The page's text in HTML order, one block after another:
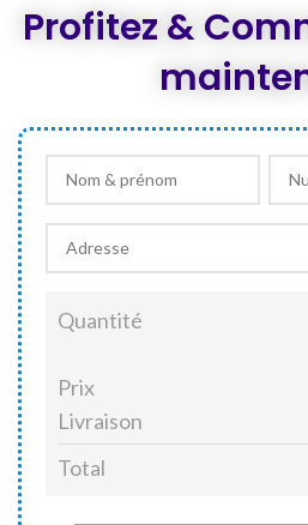
Profitez &
Quantité
Prix
Livraison
Total